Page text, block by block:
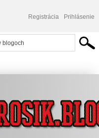
Registrácia Prihlásenie